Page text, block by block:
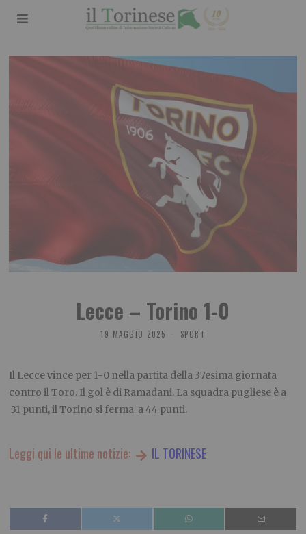
Lecce – Torino 1-0
19 MAGGIO 2025 SPORT
Il Lecce vince per 1-0 nella partita della 37esima giornata
contro il Toro. Il gol è di Ramadani. La squadra pugliese è a
31 punti, il Torino si ferma a 44 punti.
Leggi qui le ultime notizie: IL TORINESE